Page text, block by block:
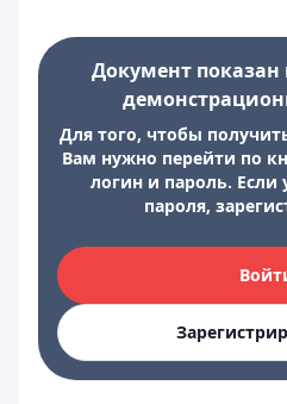
Документ
Для того, чтобы
Вам нужно перейти по
логин и пароль. Если
пароля,